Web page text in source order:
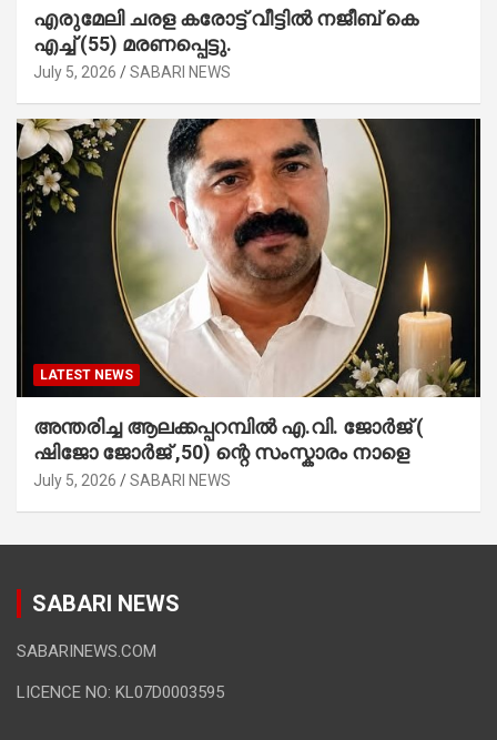
എരുമേലി ചരള കരോട്ട് വീട്ടിൽ നജീബ് കെ
എച്ച് (55) മരണപ്പെട്ടു.
July 5, 2026 SABARI NEWS
LATEST NEWS
അന്തരിച്ച ആ​ല​ക്ക​പ്പ​റമ്പിൽ​ എ.​വി. ജോ​ർ​ജ് (
ഷിജോ ജോർജ് ,50) ന്റെ സംസ്കാരം നാളെ
July 5, 2026 SABARI NEWS
SABARI NEWS
SABARINEWS.COM
LICENCE NO: KL07D0003595